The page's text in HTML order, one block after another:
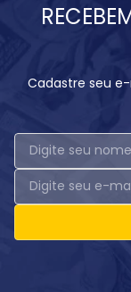
Cadastre seu